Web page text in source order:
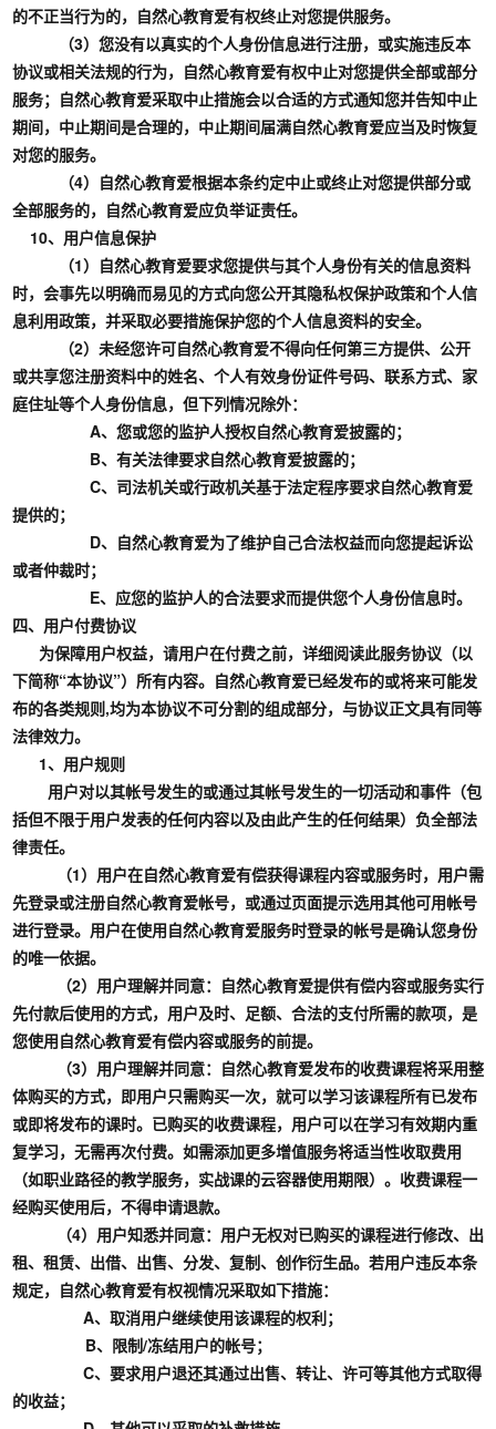
的不正当行为的，自然心教育爱有权终止对您提供服务。
（3）您没有以真实的个人身份信息进行注册，或实施违反本
协议或相关法规的行为，自然心教育爱有权中止对您提供全部或部分
服务；自然心教育爱采取中止措施会以合适的方式通知您并告知中止
期间，中止期间是合理的，中止期间届满自然心教育爱应当及时恢复
对您的服务。
（4）自然心教育爱根据本条约定中止或终止对您提供部分或
全部服务的，自然心教育爱应负举证责任。
10、用户信息保护
（1）自然心教育爱要求您提供与其个人身份有关的信息资料
时，会事先以明确而易见的方式向您公开其隐私权保护政策和个人信
息利用政策，并采取必要措施保护您的个人信息资料的安全。
（2）未经您许可自然心教育爱不得向任何第三方提供、公开
或共享您注册资料中的姓名、个人有效身份证件号码、联系方式、家
庭住址等个人身份信息，但下列情况除外：
A、您或您的监护人授权自然心教育爱披露的；
B、有关法律要求自然心教育爱披露的；
C、司法机关或行政机关基于法定程序要求自然心教育爱
提供的；
D、自然心教育爱为了维护自己合法权益而向您提起诉讼
或者仲裁时；
E、应您的监护人的合法要求而提供您个人身份信息时。
四、用户付费协议
为保障用户权益，请用户在付费之前，详细阅读此服务协议（以
下简称“本协议”）所有内容。自然心教育爱已经发布的或将来可能发
布的各类规则,均为本协议不可分割的组成部分，与协议正文具有同等
法律效力。
1、用户规则
用户对以其帐号发生的或通过其帐号发生的一切活动和事件（包
括但不限于用户发表的任何内容以及由此产生的任何结果）负全部法
律责任。
（1）用户在自然心教育爱有偿获得课程内容或服务时，用户需
先登录或注册自然心教育爱帐号，或通过页面提示选用其他可用帐号
进行登录。用户在使用自然心教育爱服务时登录的帐号是确认您身份
的唯一依据。
（2）用户理解并同意：自然心教育爱提供有偿内容或服务实行
先付款后使用的方式，用户及时、足额、合法的支付所需的款项，是
您使用自然心教育爱有偿内容或服务的前提。
（3）用户理解并同意：自然心教育爱发布的收费课程将采用整
体购买的方式，即用户只需购买一次，就可以学习该课程所有已发布
或即将发布的课时。已购买的收费课程，用户可以在学习有效期内重
复学习，无需再次付费。如需添加更多增值服务将适当性收取费用
（如职业路径的教学服务，实战课的云容器使用期限）。收费课程一
经购买使用后，不得申请退款。
（4）用户知悉并同意：用户无权对已购买的课程进行修改、出
租、租赁、出借、出售、分发、复制、创作衍生品。若用户违反本条
规定，自然心教育爱有权视情况采取如下措施：
A、取消用户继续使用该课程的权利；
B、限制/冻结用户的帐号；
C、要求用户退还其通过出售、转让、许可等其他方式取得
的收益；